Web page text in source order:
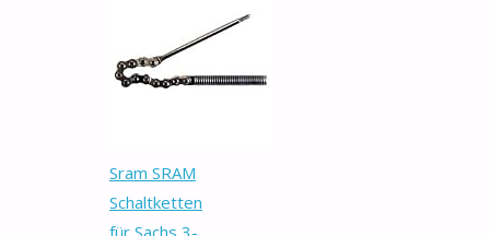
Sram SRAM
Schaltketten
für Sachs 3-